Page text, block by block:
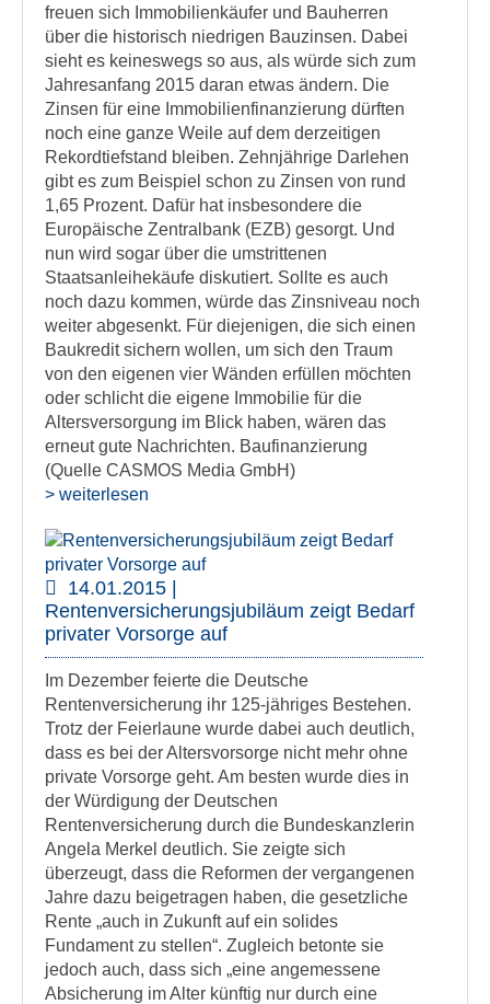
freuen sich Immobilienkäufer und Bauherren
über die historisch niedrigen Bauzinsen. Dabei
sieht es keineswegs so aus, als würde sich zum
Jahresanfang 2015 daran etwas ändern. Die
Zinsen für eine Immobilienfinanzierung dürften
noch eine ganze Weile auf dem derzeitigen
Rekordtiefstand bleiben. Zehnjährige Darlehen
gibt es zum Beispiel schon zu Zinsen von rund
1,65 Prozent. Dafür hat insbesondere die
Europäische Zentralbank (EZB) gesorgt. Und
nun wird sogar über die umstrittenen
Staatsanleihekäufe diskutiert. Sollte es auch
noch dazu kommen, würde das Zinsniveau noch
weiter abgesenkt. Für diejenigen, die sich einen
Baukredit sichern wollen, um sich den Traum
von den eigenen vier Wänden erfüllen möchten
oder schlicht die eigene Immobilie für die
Altersversorgung im Blick haben, wären das
erneut gute Nachrichten. Baufinanzierung
(Quelle CASMOS Media GmbH)
> weiterlesen
14.01.2015 |
Rentenversicherungsjubiläum zeigt Bedarf
privater Vorsorge auf
Im Dezember feierte die Deutsche
Rentenversicherung ihr 125-jähriges Bestehen.
Trotz der Feierlaune wurde dabei auch deutlich,
dass es bei der Altersvorsorge nicht mehr ohne
private Vorsorge geht. Am besten wurde dies in
der Würdigung der Deutschen
Rentenversicherung durch die Bundeskanzlerin
Angela Merkel deutlich. Sie zeigte sich
überzeugt, dass die Reformen der vergangenen
Jahre dazu beigetragen haben, die gesetzliche
Rente „auch in Zukunft auf ein solides
Fundament zu stellen“. Zugleich betonte sie
jedoch auch, dass sich „eine angemessene
Absicherung im Alter künftig nur durch eine